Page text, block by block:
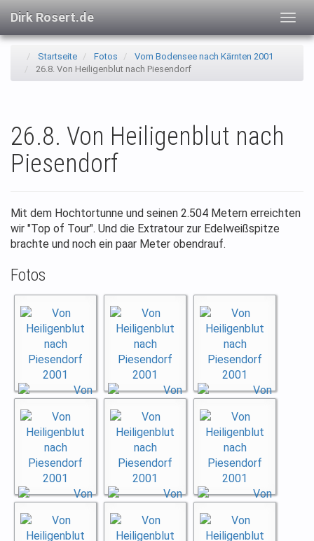
Dirk Rosert.de
Startseite Fotos
Vom Bodensee nach Kärnten 2001
26.8. Von Heiligenblut nach Piesendorf
26.8. Von Heiligenblut nach
Piesendorf
Mit dem Hochtortunne und seinen 2.504 Metern erreichten
wir "Top of Tour". Und die Extratour zur Edelweißspitze
brachte und noch ein paar Meter obendrauf.
Fotos